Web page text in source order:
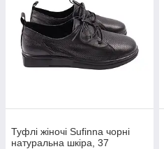
Туфлі жіночі Sufinna чорні
натуральна шкіра, 37